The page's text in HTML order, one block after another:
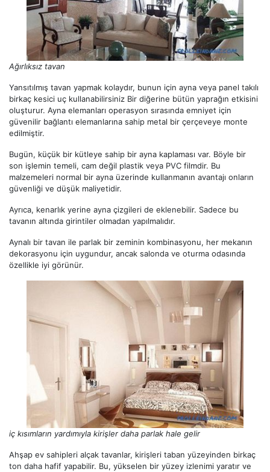
Ağırlıksız tavan
Yansıtılmış tavan yapmak kolaydır, bunun için ayna veya panel takılı
birkaç kesici uç kullanabilirsiniz Bir diğerine bütün yaprağın etkisini
oluşturur. Ayna elemanları operasyon sırasında emniyet için
güvenilir bağlantı elemanlarına sahip metal bir çerçeveye monte
edilmiştir.
Bugün, küçük bir kütleye sahip bir ayna kaplaması var. Böyle bir
son işlemin temeli, cam değil plastik veya PVC filmdir. Bu
malzemeleri normal bir ayna üzerinde kullanmanın avantajı onların
güvenliği ve düşük maliyetidir.
Ayrıca, kenarlık yerine ayna çizgileri de eklenebilir. Sadece bu
tavanın altında girintiler olmadan yapılmalıdır.
Aynalı bir tavan ile parlak bir zeminin kombinasyonu, her mekanın
dekorasyonu için uygundur, ancak salonda ve oturma odasında
özellikle iyi görünür.
iç kısımların yardımıyla kirişler daha parlak hale gelir
Ahşap ev sahipleri alçak tavanlar, kirişleri taban yüzeyinden birkaç
ton daha hafif yapabilir. Bu, yükselen bir yüzey izlenimi yaratır ve